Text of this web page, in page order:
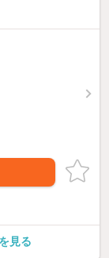
見る